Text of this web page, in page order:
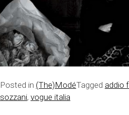
Posted in (The)ModéTagged addio
sozzani, vogue italia